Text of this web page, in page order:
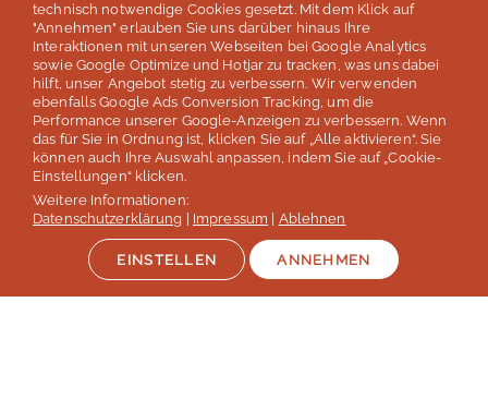
Top 5
der deutschen Sprachreisenveranstalter
laut Studie „Berufliche Weiterbildung 2026” des SZ Instituts
derSüddeutschen Zeitung
Mehr erfahren
Auszeichnungen & Mitgliedschaften
technisch notwendige Cookies gesetzt. Mit dem Klick auf
"Annehmen" erlauben Sie uns darüber hinaus Ihre
Interaktionen mit unseren Webseiten bei Google Analytics
sowie Google Optimize und Hotjar zu tracken, was uns dabei
hilft, unser Angebot stetig zu verbessern. Wir verwenden
ebenfalls Google Ads Conversion Tracking, um die
Performance unserer Google-Anzeigen zu verbessern. Wenn
das für Sie in Ordnung ist, klicken Sie auf „Alle aktivieren“. Sie
können auch Ihre Auswahl anpassen, indem Sie auf „Cookie-
Einstellungen“ klicken.
Weitere Informationen:
Datenschutzerklärung
Impressum Ablehnen
EINSTELLEN ANNEHMEN